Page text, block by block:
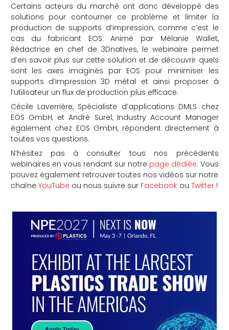
Certains acteurs du marché ont donc développé des
solutions pour contourner ce problème et limiter la
production de supports d’impression, comme c’est le
cas du fabricant EOS. Animé par Mélanie Wallet,
Rédactrice en chef de 3Dnatives, le webinaire permet
d’en savoir plus sur cette solution et de découvrir quels
sont les axes imaginés par EOS pour minimiser les
supports d’impression 3D métal et ainsi proposer à
l’utilisateur un flux de production plus efficace.
Cécile Laverrière, Spécialiste d’applications DMLS chez
EOS GmbH, et André Surel, Industry Account Manager
également chez EOS GmbH, répondent directement à
toutes vos questions.
N’hésitez pas à consulter tous nos précédents
webinaires en vous rendant sur notre page dédiée. Vous
pouvez également retrouver toutes nos vidéos sur notre
chaîne YouTube ou nous suivre sur Facebookou Twitter!